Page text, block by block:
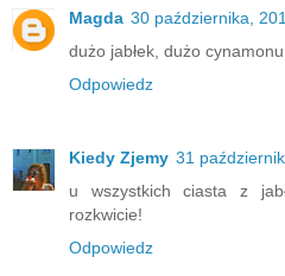
Magda 30 października,
dużo jabłek, dużo
Odpowiedz
Kiedy Zjemy 31
u wszystkich ciasta z
rozkwicie!
Odpowiedz